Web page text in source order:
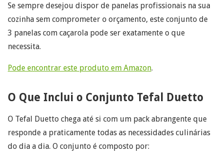
Se sempre desejou dispor de panelas profissionais na sua
cozinha sem comprometer o orçamento, este conjunto de
3 panelas com caçarola pode ser exatamente o que
necessita.
Pode encontrar este produto em Amazon.
O Que Inclui o Conjunto Tefal Duetto
O Tefal Duetto chega até si com um pack abrangente que
responde a praticamente todas as necessidades culinárias
do dia a dia. O conjunto é composto por: